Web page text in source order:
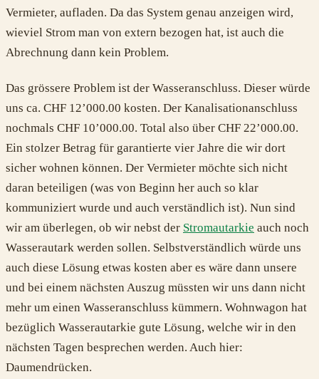
Vermieter, aufladen. Da das System genau anzeigen wird,
wieviel Strom man von extern bezogen hat, ist auch die
Abrechnung dann kein Problem.
Das grössere Problem ist der Wasseranschluss. Dieser würde
uns ca. CHF 12’000.00 kosten. Der Kanalisationanschluss
nochmals CHF 10’000.00. Total also über CHF 22’000.00.
Ein stolzer Betrag für garantierte vier Jahre die wir dort
sicher wohnen können. Der Vermieter möchte sich nicht
daran beteiligen (was von Beginn her auch so klar
kommuniziert wurde und auch verständlich ist). Nun sind
wir am überlegen, ob wir nebst der Stromautarkie auch noch
Wasserautark werden sollen. Selbstverständlich würde uns
auch diese Lösung etwas kosten aber es wäre dann unsere
und bei einem nächsten Auszug müssten wir uns dann nicht
mehr um einen Wasseranschluss kümmern. Wohnwagon hat
bezüglich Wasserautarkie gute Lösung, welche wir in den
nächsten Tagen besprechen werden. Auch hier:
Daumendrücken.